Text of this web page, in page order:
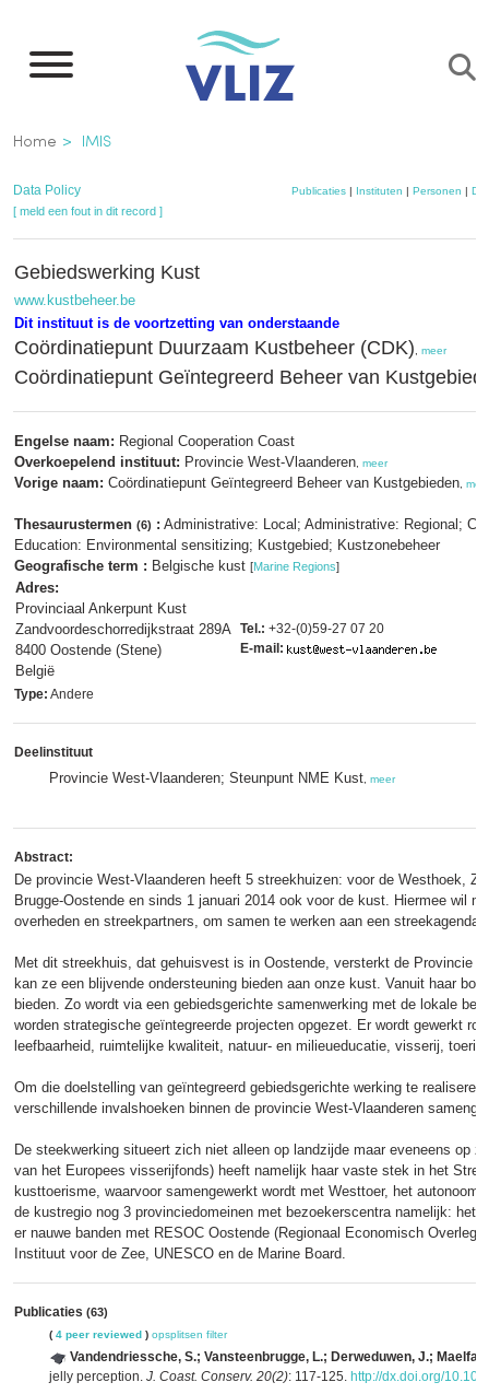
naar
inhoud
gaan
Kruimelpad
Home IMIS
Data Policy Publicaties | Instituten | Personen |
[ meld een fout in dit record ]
Gebiedswerking Kust
www.kustbeheer.be
Dit instituut is de voortzetting van onderstaande
Coördinatiepunt Duurzaam Kustbeheer (CDK) meer
Coördinatiepunt Geïntegreerd Beheer van
Engelse naam: Regional Cooperation Coast
Overkoepelend instituut: Provincie West-Vlaanderen meer
Vorige naam: Coördinatiepunt Geïntegreerd Beheer van Kustgebieden
Thesaurustermen (6) : Administrative: Local; Administrative: Regional;
Education: Environmental sensitizing; Kustgebied; Kustzonebeheer
Geografische term : Belgische kust [Marine Regions]
Adres:
Provinciaal Ankerpunt Kust
Zandvoordeschorredijkstraat 289A
8400 Oostende (Stene)
België
Tel.: +32-(0)59-27 07 20
E-mail:
Type: Andere
Deelinstituut
Provincie West-Vlaanderen; Steunpunt NME Kust meer
Abstract:
De provincie West-Vlaanderen heeft 5 streekhuizen: voor de Westhoek,
Brugge-Oostende en sinds 1 januari 2014 ook voor de kust. Hiermee wil
overheden en streekpartners, om samen te werken aan een streekagenda
Met dit streekhuis, dat gehuisvest is in Oostende, versterkt de Provincie
kan ze een blijvende ondersteuning bieden aan onze kust. Vanuit haar
bieden. Zo wordt via een gebiedsgerichte samenwerking met de lokale
worden strategische geïntegreerde projecten opgezet. Er wordt gewerkt
leefbaarheid, ruimtelijke kwaliteit, natuur- en milieueducatie, visserij,
Om die doelstelling van geïntegreerd gebiedsgerichte werking te
verschillende invalshoeken binnen de provincie West-Vlaanderen
De steekwerking situeert zich niet alleen op landzijde maar eveneens op
van het Europees visserijfonds) heeft namelijk haar vaste stek in het
kusttoerisme, waarvoor samengewerkt wordt met Westtoer, het
de kustregio nog 3 provinciedomeinen met bezoekerscentra namelijk: het
er nauwe banden met RESOC Oostende (Regionaal Economisch Overleg
Instituut voor de Zee, UNESCO en de Marine Board.
Publicaties (63)
( 4 peer reviewed ) opsplitsen filter
Vandendriessche, S.; Vansteenbrugge, L.; Derweduwen, J.;
jelly perception. J. Coast. Conserv. 20(2): 117-125. http://dx.doi.org/